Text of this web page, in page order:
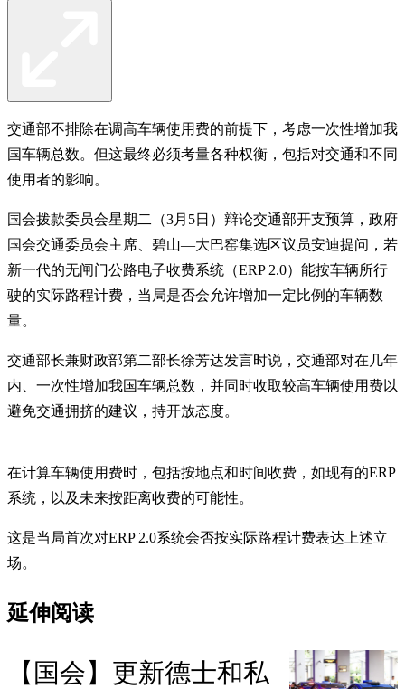
交通部不排除在调高车辆使用费的前提下，考虑一次性增加我
国车辆总数。但这最终必须考量各种权衡，包括对交通和不同
使用者的影响。
国会拨款委员会星期二（3月5日）辩论交通部开支预算，政府
国会交通委员会主席、碧山—大巴窑集选区议员安迪提问，若
新一代的无闸门公路电子收费系统（ERP 2.0）能按车辆所行
驶的实际路程计费，当局是否会允许增加一定比例的车辆数
量。
交通部长兼财政部第二部长徐芳达发言时说，交通部对在几年
内、一次性增加我国车辆总数，并同时收取较高车辆使用费以
避免交通拥挤的建议，持开放态度。
在计算车辆使用费时，包括按地点和时间收费，如现有的ERP
系统，以及未来按距离收费的可能性。
这是当局首次对ERP 2.0系统会否按实际路程计费表达上述立
场。
延伸阅读
【国会】更新德士和私